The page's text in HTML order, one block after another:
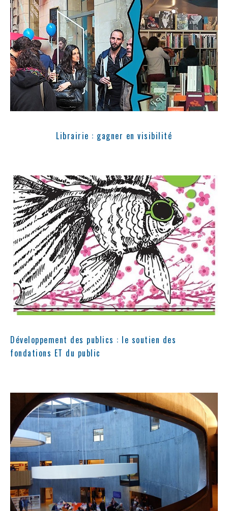
Librairie : gagner en visibilité
Développement des publics : le soutien des
fondations ET du public